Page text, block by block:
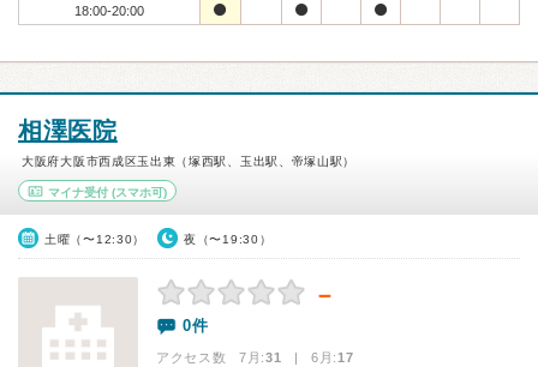
18:00-20:00
相澤医院
大阪府大阪市西成区玉出東（塚西駅、玉出駅、帝塚山駅）
マイナ受付 (スマホ可)
土曜（〜12:30） 夜（〜19:30）
－
0件
アクセス数 7月:31 | 6月:17